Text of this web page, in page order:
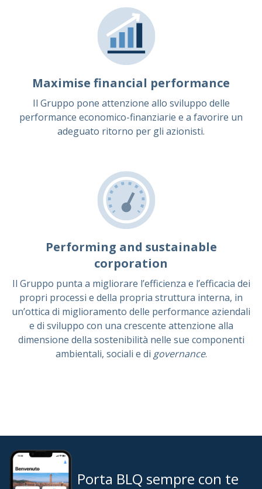
Maximise financial performance
Il Gruppo pone attenzione allo sviluppo delle
performance economico-finanziarie e a favorire un
adeguato ritorno per gli azionisti.
Performing and sustainable
corporation
Il Gruppo punta a migliorare l’efficienza e l’efficacia dei
propri processi e della propria struttura interna, in
un’ottica di miglioramento delle performance aziendali
e di sviluppo con una crescente attenzione alla
dimensione della sostenibilità nelle sue componenti
ambientali, sociali e di governance.
Porta BLQ sempre con te